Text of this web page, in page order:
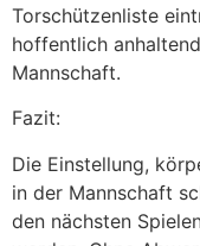
Torschützenliste
hoffentlich
Mannschaft.
Fazit:
Die Einstellung,
in der Mannschaft
den nächsten